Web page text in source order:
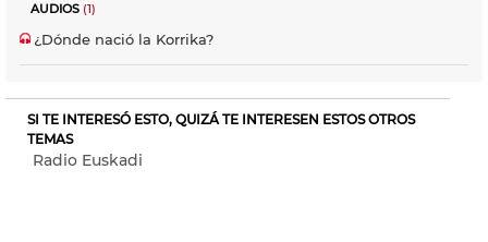
AUDIOS (1)
¿Dónde nació la Korrika?
SI TE INTERESÓ ESTO, QUIZÁ TE INTERESEN ESTOS OTROS
TEMAS
Radio Euskadi